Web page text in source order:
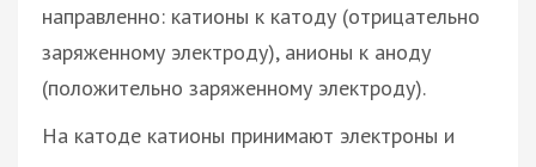
направленно: катионы к катоду (отрицательно
заряженному электроду), анионы к аноду
(положительно заряженному электроду).
На катоде катионы принимают электроны и